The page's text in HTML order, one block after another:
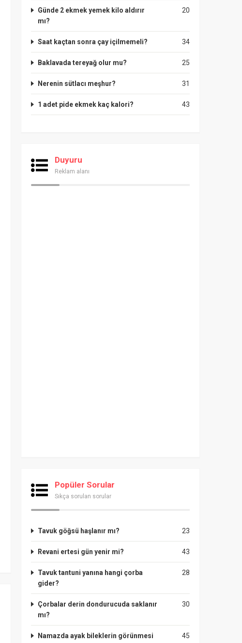
20
Günde 2 ekmek yemek kilo aldırır
mı?
34
Saat kaçtan sonra çay içilmemeli?
25
Baklavada tereyağ olur mu?
31
Nerenin sütlacı meşhur?
43
1 adet pide ekmek kaç kalori?
Duyuru
Reklam alanı
Popüler Sorular
Sıkça sorulan sorular
23
Tavuk göğsü haşlanır mı?
43
Revani ertesi gün yenir mi?
28
Tavuk tantuni yanına hangi çorba
gider?
30
Çorbalar derin dondurucuda saklanır
mı?
45
Namazda ayak bileklerin görünmesi